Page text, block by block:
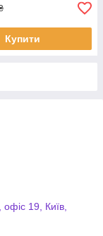
Купити
19, Київ,